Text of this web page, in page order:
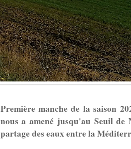
Première manche de la saison
nous a amené jusqu'au Seuil
partage des eaux entre la